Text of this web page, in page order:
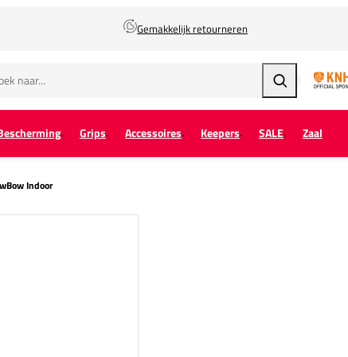
Gemakkelijk retourneren
Zoeken
Grips Accessoires Keepers SALE Zaal
Indoor